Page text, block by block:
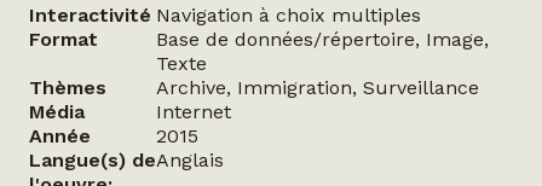
Interactivité Navigation à choix multiples
Format
Base de données/répertoire, Image,
Texte
Thèmes
Archive, Immigration, Surveillance
Média
Internet
Année
2015
Langue(s) deAnglais